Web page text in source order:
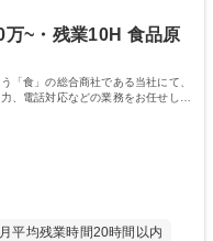
~・残業10H 食品原
「食」の総合商社である当社にて、
、電話対応などの業務をお任せしま
月平均残業時間20時間以内